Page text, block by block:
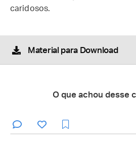
caridosos.
Material para Download
O que achou desse